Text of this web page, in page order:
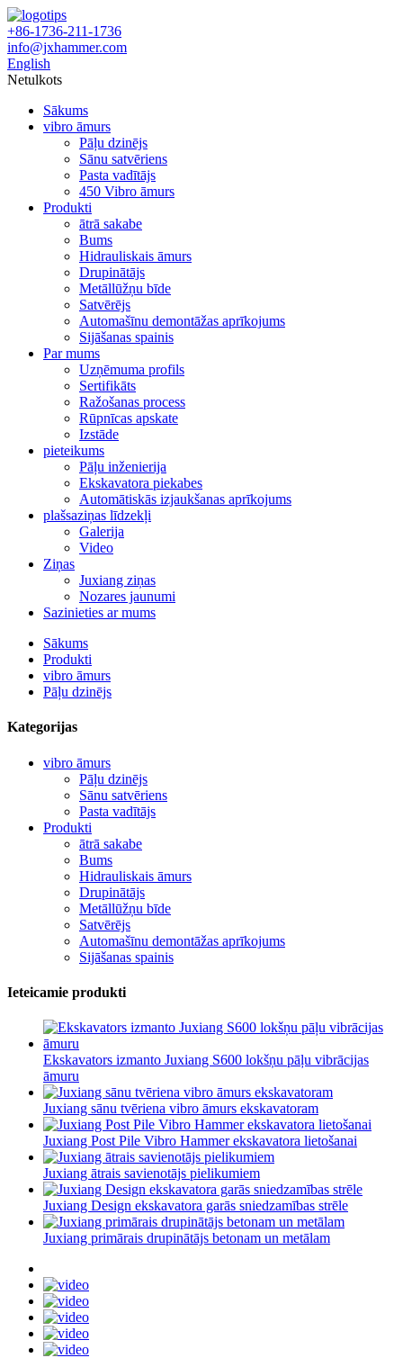
+86-1736-211-1736
info@jxhammer.com
English
Netulkots
Sākums
vibro āmurs
Pāļu dzinējs
Sānu satvēriens
Pasta vadītājs
450 Vibro āmurs
Produkti
ātrā sakabe
Bums
Hidrauliskais āmurs
Drupinātājs
Metāllūžņu bīde
Satvērējs
Automašīnu demontāžas aprīkojums
Sijāšanas spainis
Par mums
Uzņēmuma profils
Sertifikāts
Ražošanas process
Rūpnīcas apskate
Izstāde
pieteikums
Pāļu inženierija
Ekskavatora piekabes
Automātiskās izjaukšanas aprīkojums
plašsaziņas līdzekļi
Galerija
Video
Ziņas
Juxiang ziņas
Nozares jaunumi
Sazinieties ar mums
Sākums
Produkti
vibro āmurs
Pāļu dzinējs
Kategorijas
vibro āmurs
Pāļu dzinējs
Sānu satvēriens
Pasta vadītājs
Produkti
ātrā sakabe
Bums
Hidrauliskais āmurs
Drupinātājs
Metāllūžņu bīde
Satvērējs
Automašīnu demontāžas aprīkojums
Sijāšanas spainis
Ieteicamie produkti
Ekskavators izmanto Juxiang S600 lokšņu pāļu vibrācijas
āmuru
Juxiang sānu tvēriena vibro āmurs ekskavatoram
Juxiang Post Pile Vibro Hammer ekskavatora lietošanai
Juxiang ātrais savienotājs pielikumiem
Juxiang Design ekskavatora garās sniedzamības strēle
Juxiang primārais drupinātājs betonam un metālam